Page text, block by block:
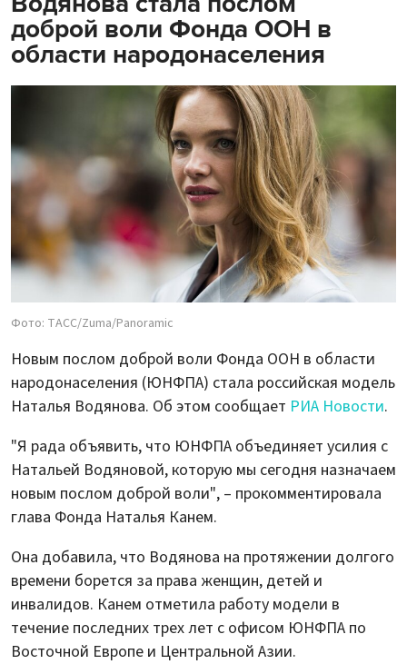
доброй воли Фонда ООН в
области народонаселения
Фото: ТАСС/Zuma/Panoramic
Новым послом доброй воли Фонда ООН в области
народонаселения (ЮНФПА) стала российская модель
Наталья Водянова. Об этом сообщает РИА Новости.
"Я рада объявить, что ЮНФПА объединяет усилия с
Натальей Водяновой, которую мы сегодня назначаем
новым послом доброй воли", – прокомментировала
глава Фонда Наталья Канем.
Она добавила, что Водянова на протяжении долгого
времени борется за права женщин, детей и
инвалидов. Канем отметила работу модели в
течение последних трех лет с офисом ЮНФПА по
Восточной Европе и Центральной Азии.